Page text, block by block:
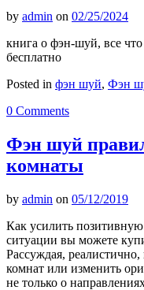
by admin on 02/25/2024
книга о фэн-шуй, все что
бесплатно
Posted in фэн шуй, Фэн
0 Comments
Фэн шуй
комнаты
by admin on 05/12/2019
Как усилить
ситуации вы можете
Рассуждая,
комнат или изменить
не только о